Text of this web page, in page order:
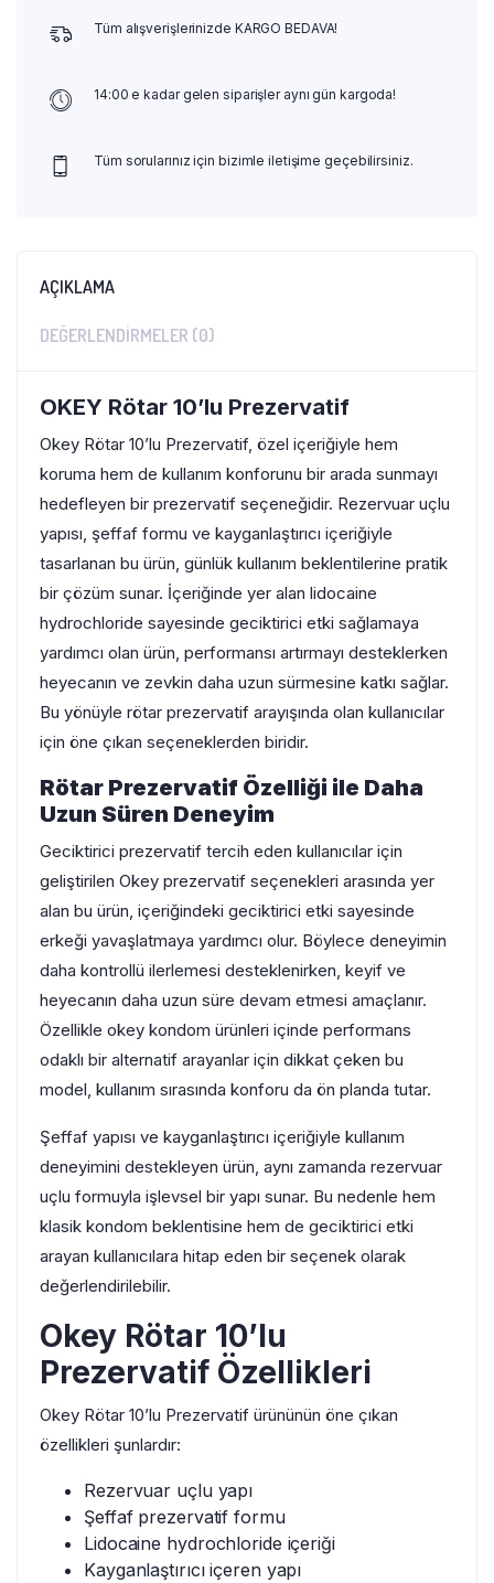
Tüm alışverişlerinizde KARGO BEDAVA!
14:00 e kadar gelen siparişler aynı gün kargoda!
Tüm sorularınız için bizimle iletişime geçebilirsiniz.
AÇIKLAMA
DEĞERLENDIRMELER (0)
OKEY Rötar 10’lu Prezervatif
Okey Rötar 10’lu Prezervatif, özel içeriğiyle hem
koruma hem de kullanım konforunu bir arada sunmayı
hedefleyen bir prezervatif seçeneğidir. Rezervuar uçlu
yapısı, şeffaf formu ve kayganlaştırıcı içeriğiyle
tasarlanan bu ürün, günlük kullanım beklentilerine pratik
bir çözüm sunar. İçeriğinde yer alan lidocaine
hydrochloride sayesinde geciktirici etki sağlamaya
yardımcı olan ürün, performansı artırmayı desteklerken
heyecanın ve zevkin daha uzun sürmesine katkı sağlar.
Bu yönüyle rötar prezervatif arayışında olan kullanıcılar
için öne çıkan seçeneklerden biridir.
Rötar Prezervatif Özelliği ile Daha
Uzun Süren Deneyim
Geciktirici prezervatif tercih eden kullanıcılar için
geliştirilen Okey prezervatif seçenekleri arasında yer
alan bu ürün, içeriğindeki geciktirici etki sayesinde
erkeği yavaşlatmaya yardımcı olur. Böylece deneyimin
daha kontrollü ilerlemesi desteklenirken, keyif ve
heyecanın daha uzun süre devam etmesi amaçlanır.
Özellikle okey kondom ürünleri içinde performans
odaklı bir alternatif arayanlar için dikkat çeken bu
model, kullanım sırasında konforu da ön planda tutar.
Şeffaf yapısı ve kayganlaştırıcı içeriğiyle kullanım
deneyimini destekleyen ürün, aynı zamanda rezervuar
uçlu formuyla işlevsel bir yapı sunar. Bu nedenle hem
klasik kondom beklentisine hem de geciktirici etki
arayan kullanıcılara hitap eden bir seçenek olarak
değerlendirilebilir.
Okey Rötar 10’lu
Prezervatif Özellikleri
Okey Rötar 10’lu Prezervatif ürününün öne çıkan
özellikleri şunlardır:
Rezervuar uçlu yapı
Şeffaf prezervatif formu
Lidocaine hydrochloride içeriği
Kayganlaştırıcı içeren yapı